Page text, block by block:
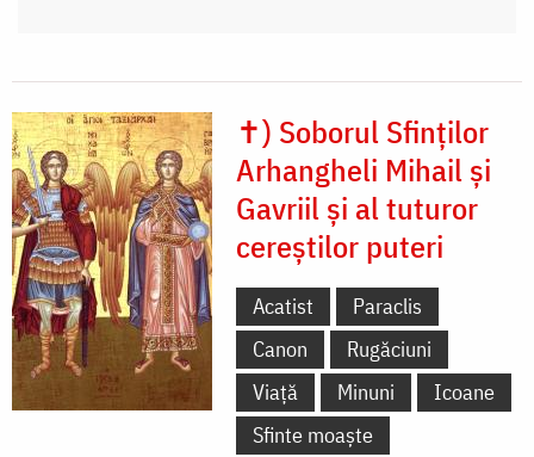
✝) Soborul Sfinților
Arhangheli Mihail și
Gavriil și al tuturor
cereștilor puteri
Acatist
Paraclis
Canon
Rugăciuni
Viață
Minuni
Icoane
Sfinte moaște